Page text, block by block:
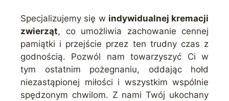
Specjalizujemy się w indywidualnej kremacji
zwierząt, co umożliwia zachowanie cennej
pamiątki i przejście przez ten trudny czas z
godnością. Pozwól nam towarzyszyć Ci w
tym ostatnim pożegnaniu, oddając hołd
niezastąpionej miłości i wszystkim wspólnie
spędzonym chwilom. Z nami Twój ukochany